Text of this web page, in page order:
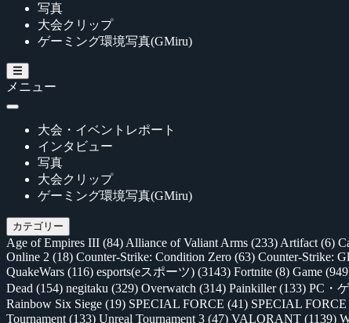
写真
大会クリップ
ゲーミング環境写真(GMiru)
メニュー
大会・イベントレポート
インタビュー
写真
大会クリップ
ゲーミング環境写真(GMiru)
カテゴリー
Age of Empires III (84) Alliance of Valiant Arms (233) Artifact (6)
Online 2 (18) Counter-Strike: Condition Zero (63) Counter-Strike:
QuakeWars (116) esports(eスポーツ) (3143) Fortnite (8) Game
Dead (154) negitaku (329) Overwatch (314) Painkiller(133) PC・
Rainbow Six Siege (19) SPECIAL FORCE (41) SPECIAL FORCE
Tournament (133) Unreal Tournament 3 (47) VALORANT (1139)